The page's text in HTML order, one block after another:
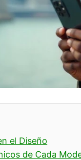
el Diseño
de Cada